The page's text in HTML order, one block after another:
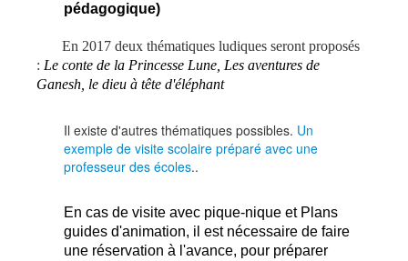
Découvrir les Jardins
Créations 2023 aux Jardins du Loriot
Les Univers
Autour du Pont Moulin-Joly
Fleurs au fil des saisons
Jeu avec la Princesse
Circuit des explorateurs
pédagogique)
En 2017 deux thématiques ludiques seront proposés
: Le conte de la Princesse Lune, Les aventures de
Ganesh, le dieu à tête d'éléphant
Il existe d'autres thématiques possibles. Un
exemple de visite scolaire préparé avec une
professeur des écoles..
En cas de visite avec pique-nique et Plans
guides d'animation, il est nécessaire de faire
une réservation à l'avance, pour préparer